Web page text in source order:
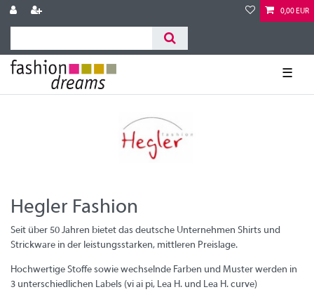
0,00 EUR
☰
Hegler Fashion
Seit über 50 Jahren bietet das deutsche Unternehmen Shirts und
Strickware in der leistungsstarken, mittleren Preislage.
Hochwertige Stoffe sowie wechselnde Farben und Muster werden in
3 unterschiedlichen Labels (vi ai pi, Lea H. und Lea H. curve)